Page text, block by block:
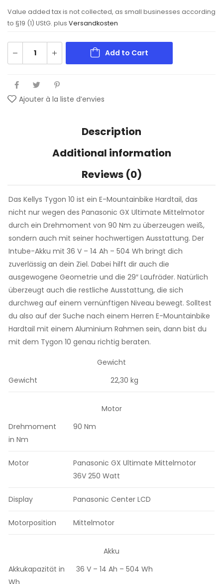
Value added tax is not collected, as small businesses according
to §19 (1) UStG. plus Versandkosten
Add to Cart
Ajouter à la liste d’envies
Description
Additional information
Reviews (0)
Das Kellys Tygon 10 ist ein E-Mountainbike Hardtail, das
nicht nur wegen des Panasonic GX Ultimate Mittelmotor
durch ein Drehmoment von 90 Nm zu überzeugen weiß,
sondern auch mit seiner hochwertigen Ausstattung. Der
Intube-Akku mit 36 V – 14 Ah – 504 Wh bringt dich
zuverlässig an dein Ziel. Dabei hilft dir auch die
ausgewogene Geometrie und die 29″ Laufräder. Natürlich
überzeugt auch die restliche Ausstattung, die sich
durchweg auf einem vernünftigen Niveau bewegt. Solltest
du also auf der Suche nach einem Herren E-Mountainbike
Hardtail mit einem Aluminium Rahmen sein, dann bist du
mit dem Tygon 10 genau richtig beraten.
Gewicht
Gewicht
22,30 kg
Motor
Drehmoment
in Nm
90 Nm
Motor
Panasonic GX Ultimate Mittelmotor
36V 250 Watt
Display Panasonic Center LCD
Motorposition Mittelmotor
Akku
Akkukapazität in
Wh
36 V – 14 Ah – 504 Wh